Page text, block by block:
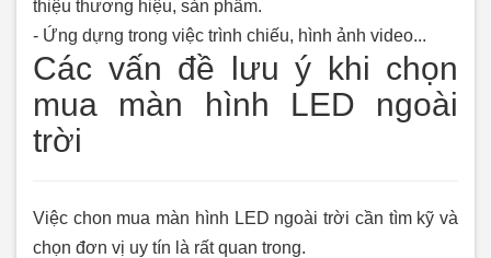
thiệu thương hiệu, sản phẩm.
- Ứng dựng trong việc trình chiếu, hình ảnh video...
Các vấn đề lưu ý khi chọn
mua màn hình LED ngoài
trời
Việc chon mua màn hình LED ngoài trời cần tìm kỹ và
chọn đơn vị uy tín là rất quan trong.